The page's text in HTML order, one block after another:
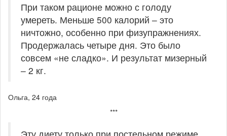
При таком рационе можно с голоду
умереть. Меньше 500 калорий – это
ничтожно, особенно при физупражнениях.
Продержалась четыре дня. Это было
совсем «не сладко». И результат мизерный
– 2 кг.
Ольга, 24 года
***